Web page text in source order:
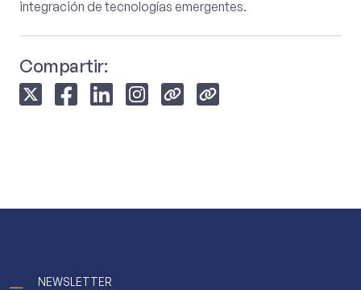
integración de tecnologías emergentes.
Compartir:
NEWSLETTER